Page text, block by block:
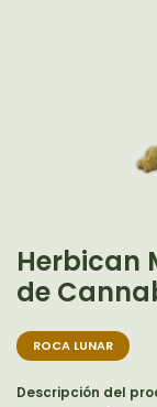
Herbican
de
ROCA LUNAR
Descripción del